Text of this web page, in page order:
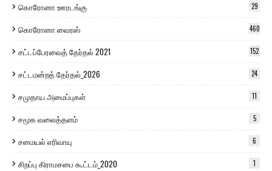
கொரோனா ஊரடங்கு 29
கொரோனா வைரஸ் 460
சட்டப்பேரவைத் தேர்தல் 2021 152
சட்டமன்றத் தேர்தல்_2026 24
சமுதாய அமைப்புகள் 11
சமூக வலைத்தளம் 5
சமையல் எரிவாயு 6
சிறப்பு கிராமசபை கூட்டம்_2020 1